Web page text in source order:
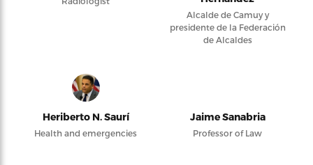
Alcalde de Camuy y
presidente de la Federación
de Alcaldes
Heriberto N. Saurí
Health and emergencies
Jaime Sanabria
Professor of Law